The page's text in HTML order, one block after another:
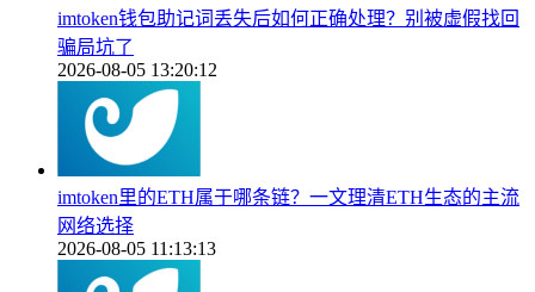
imtoken钱包助记词丢失后如何正确处理？别被虚假找回
骗局坑了
2026-08-05 13:20:12
imtoken里的ETH属于哪条链？一文理清ETH生态的主流
网络选择
2026-08-05 11:13:13